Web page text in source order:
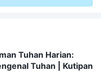
Tuhan Harian:
Tuhan | Kutipan